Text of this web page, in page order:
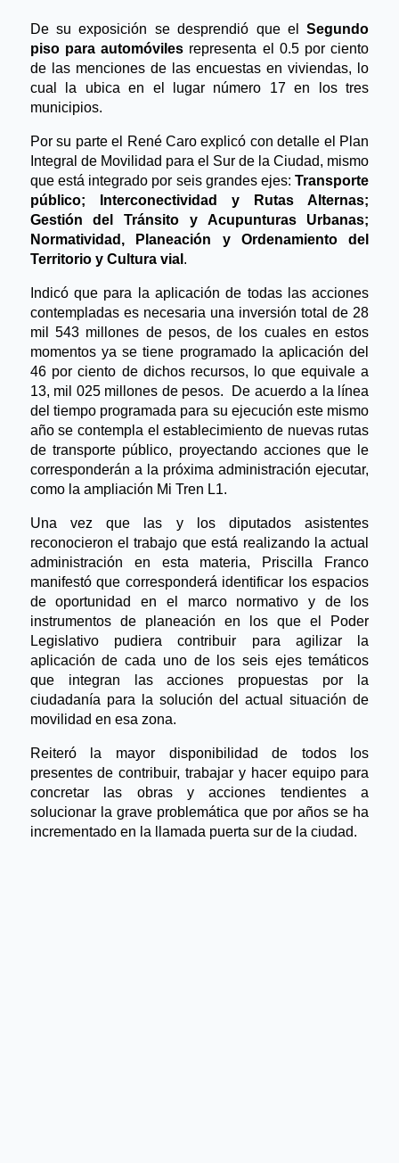
De su exposición se desprendió que elSegundo
piso para automóviles representa el 0.5 por ciento
de las menciones de las encuestas en viviendas, lo
cual la ubica en el lugar número 17 en los tres
municipios.
Por su parte el René Caro explicó con detalle el Plan
Integral de Movilidad para el Sur de la Ciudad, mismo
que está integrado por seis grandes ejes:Transporte
público; Interconectividad y Rutas Alternas;
Gestión del Tránsito y Acupunturas Urbanas;
Normatividad, Planeación y Ordenamiento del
Territorio y Cultura vial .
Indicó que para la aplicación de todas las acciones
contempladas es necesaria una inversión total de 28
mil 543 millones de pesos, de los cuales en estos
momentos ya se tiene programado la aplicación del
46 por ciento de dichos recursos, lo que equivale a
13, mil 025 millones de pesos. De acuerdo a la línea
del tiempo programada para su ejecución este mismo
año se contempla el establecimiento de nuevas rutas
de transporte público, proyectando acciones que le
corresponderán a la próxima administración ejecutar,
como la ampliación Mi Tren L1.
Una vez que las y los diputados asistentes
reconocieron el trabajo que está realizando la actual
administración en esta materia, Priscilla Franco
manifestó que corresponderá identificar los espacios
de oportunidad en el marco normativo y de los
instrumentos de planeación en los que el Poder
Legislativo pudiera contribuir para agilizar la
aplicación de cada uno de los seis ejes temáticos
que integran las acciones propuestas por la
ciudadanía para la solución del actual situación de
movilidad en esa zona.
Reiteró la mayor disponibilidad de todos los
presentes de contribuir, trabajar y hacer equipo para
concretar las obras y acciones tendientes a
solucionar la grave problemática que por años se ha
incrementado en la llamada puerta sur de la ciudad.